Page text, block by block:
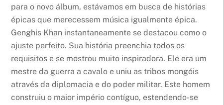
para o novo álbum, estávamos em busca de histórias
épicas que merecessem música igualmente épica.
Genghis Khan instantaneamente se destacou como o
ajuste perfeito. Sua história preenchia todos os
requisitos e se mostrou muito inspiradora. Ele era um
mestre da guerra a cavalo e uniu as tribos mongóis
através da diplomacia e do poder militar. Este homem
construiu o maior império contíguo, estendendo-se